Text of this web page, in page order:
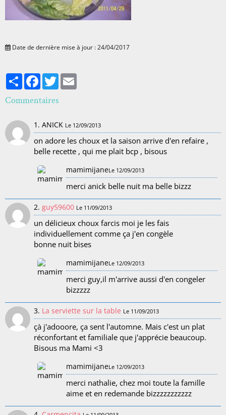
Date de dernière mise à jour : 24/04/2017
PartagerFacebook
Twitter
Commentaires
1. ANICK Le 12/09/2013
on adore les choux et la saison arrive d'en refaire ,
belle recette , qui me plait bcp , bisous
mamimijaneLe 12/09/2013
merci anick belle nuit ma belle bizzz
2. guy59600 Le 11/09/2013
un délicieux choux farcis moi je les fais
individuellement comme ça j'en congèle
bonne nuit bises
mamimijaneLe 12/09/2013
merci guy,il m'arrive aussi d'en congeler
bizzzzz
3. La serviette sur la table Le 11/09/2013
çà j'adooore, ça sent l'automne. Mais c'est un plat
réconfortant et familiale que j'apprécie beaucoup.
Bisous ma Mami <3
mamimijaneLe 12/09/2013
merci nathalie, chez moi toute la famille
aime et en redemande bizzzzzzzzzzz